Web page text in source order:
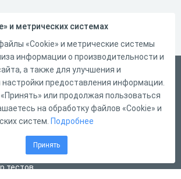
связи
тестов
и метрических системах
«Cookie» и метрические системы
информации о производительности и
а также для улучшения и
предоставления информации.
или продолжая пользоваться
на обработку файлов «Cookie» и
систем. Подробнее
Принять